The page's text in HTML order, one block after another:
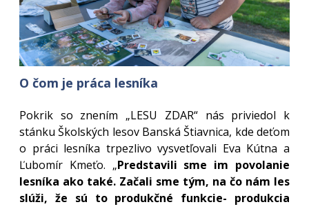
O čom je práca lesníka
Pokrik so znením „LESU ZDAR“ nás priviedol k
stánku Školských lesov Banská Štiavnica, kde deťom
o práci lesníka trpezlivo vysvetľovali Eva Kútna a
Ľubomír Kmeťo. „Predstavili sme im povolanie
lesníka ako také. Začali sme tým, na čo nám les
slúži, že sú to produkčné funkcie- produkcia